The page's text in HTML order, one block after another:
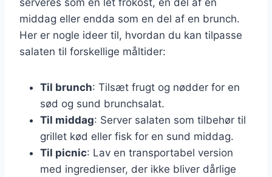
middag eller endda som en del af en brunch.
Her er nogle ideer til, hvordan du kan tilpasse
salaten til forskellige måltider:
Til brunch: Tilsæt frugt og nødder for en
sød og sund brunchsalat.
Til middag: Server salaten som tilbehør til
grillet kød eller fisk for en sund middag.
Til picnic: Lav en transportabel version
med ingredienser, der ikke bliver dårlige